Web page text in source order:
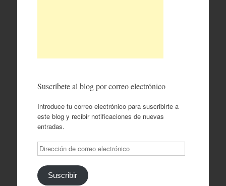
Suscríbete al blog por correo electrónico
Introduce tu correo electrónico para suscribirte a
este blog y recibir notificaciones de nuevas
entradas.
Dirección
de
correo
electrónico
Suscribir